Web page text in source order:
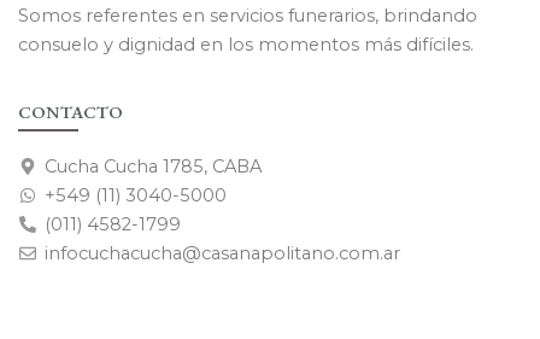
Somos referentes en servicios funerarios, brindando
consuelo y dignidad en los momentos más difíciles.
CONTACTO
Cucha Cucha 1785, CABA
+549 (11) 3040-5000
(011) 4582-1799
infocuchacucha@casanapolitano.com.ar